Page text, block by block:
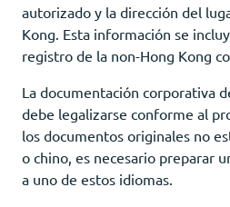
autorizado y la dirección del
Kong. Esta información se
registro de la non-Hong Kong
La documentación corporativa
debe legalizarse conforme al
los documentos originales no
o chino, es necesario preparar
a uno de estos idiomas.